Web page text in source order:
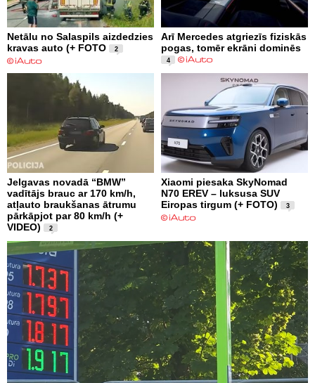
Netālu no Salaspils aizdedzies
kravas auto (+ FOTO
2
Arī Mercedes atgriezīs fiziskās
pogas, tomēr ekrāni dominēs
4
Jelgavas novadā “BMW”
vadītājs brauc ar 170 km/h,
atļauto braukšanas ātrumu
pārkāpjot par 80 km/h (+
VIDEO)
2
Xiaomi piesaka SkyNomad
N70 EREV – luksusa SUV
Eiropas tirgum (+ FOTO)
3